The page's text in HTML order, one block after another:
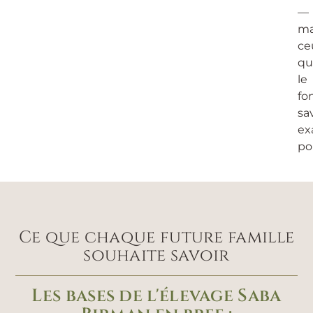
—
le
Ce que chaque future famille
souhaite savoir
Les bases de l'élevage Saba